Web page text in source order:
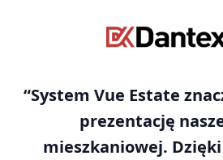
“System Vue Estate
prezentację
mieszkaniowej.